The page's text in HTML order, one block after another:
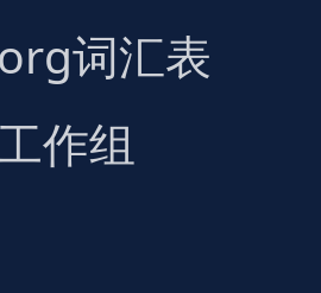
词汇表
作组